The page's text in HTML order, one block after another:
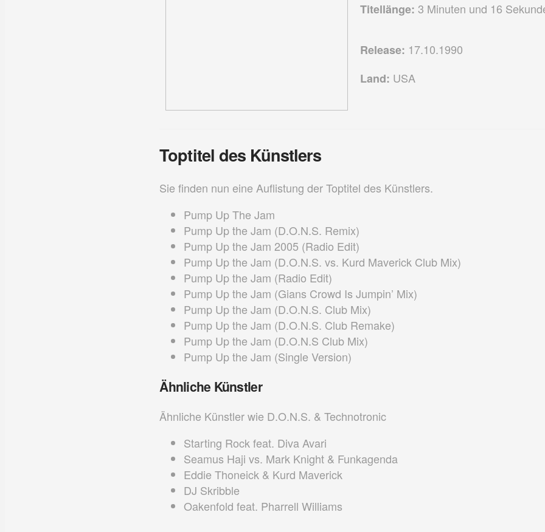
Titellänge: 3 Minuten und 16
Release: 17.10.1990
Land: USA
Toptitel des Künstlers
Sie finden nun eine Auflistung der Toptitel des Künstlers.
Pump Up The Jam
Pump Up the Jam (D.O.N.S. Remix)
Pump Up the Jam 2005 (Radio Edit)
Pump Up the Jam (D.O.N.S. vs. Kurd Maverick Club Mix)
Pump Up the Jam (Radio Edit)
Pump Up the Jam (Gians Crowd Is Jumpin’ Mix)
Pump Up the Jam (D.O.N.S. Club Mix)
Pump Up the Jam (D.O.N.S. Club Remake)
Pump Up the Jam (D.O.N.S Club Mix)
Pump Up the Jam (Single Version)
Ähnliche Künstler
Ähnliche Künstler wie D.O.N.S. & Technotronic
Starting Rock feat. Diva Avari
Seamus Haji vs. Mark Knight & Funkagenda
Eddie Thoneick & Kurd Maverick
DJ Skribble
Oakenfold feat. Pharrell Williams